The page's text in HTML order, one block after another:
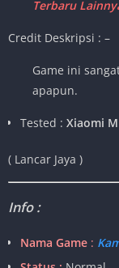
Terbaru
Credit Deskripsi : –
Game ini
apapun.
Tested : Xiaomi
( Lancar Jaya )
Info :
Nama Game :